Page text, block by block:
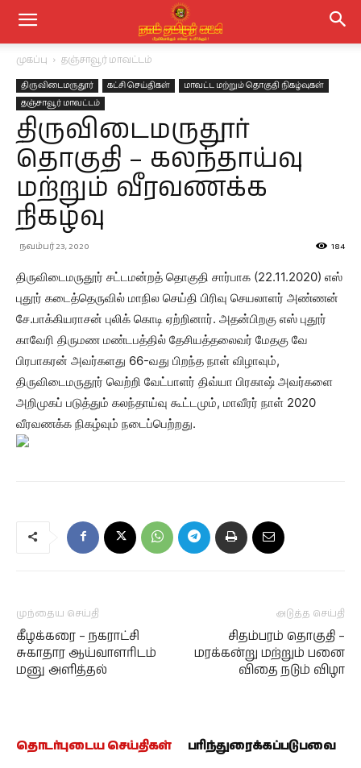
முகப்பு தஞ்சாவூர் மாவட்டம்
திருவிடைமருதூர் கட்சி செய்திகள்
மாவட்ட மற்றும் தொகுதி நிகழ்வுகள்
தஞ்சாவூர் மாவட்டம்
திருவிடைமருதூர்
தொகுதி – கலந்தாய்வு
மற்றும் வீரவணக்க
நிகழ்வு
நவம்பர் 23, 2020 184
திருவிடைமருதூர் சட்டமன்றத் தொகுதி சார்பாக (22.11.2020) எஸ்
புதூர் கடைத்தெருவில் மாநில செய்தி பிரிவு செயலாளர் அண்ணன்
சே.பாக்கியராசன் புலிக் கொடி ஏற்றினார். அதன்பிறகு எஸ் புதூர்
காவேரி திருமண மண்டபத்தில் தேசியத்தலைவர் மேதகு வே
பிரபாகரன் அவர்களது 66-வது பிறந்த நாள் விழாவும்,
திருவிடைமருதூர் வெற்றி வேட்பாளர் திவ்யா பிரகாஷ் அவர்களை
அறிமுகப் படுத்தும் கலந்தாய்வு கூட்டமும், மாவீரர் நாள் 2020
வீரவணக்க நிகழ்வும் நடைப்பெற்றது.
முந்தைய செய்தி
கீழக்கரை – நகராட்சி
சுகாதார ஆய்வாளரிடம்
மனு அளித்தல்
அடுத்த செய்தி
சிதம்பரம் தொகுதி –
மரக்கன்று மற்றும் பனை
விதை நடும் விழா
தொடர்புடைய செய்திகள் பரிந்துரைக்கப்படுபவை